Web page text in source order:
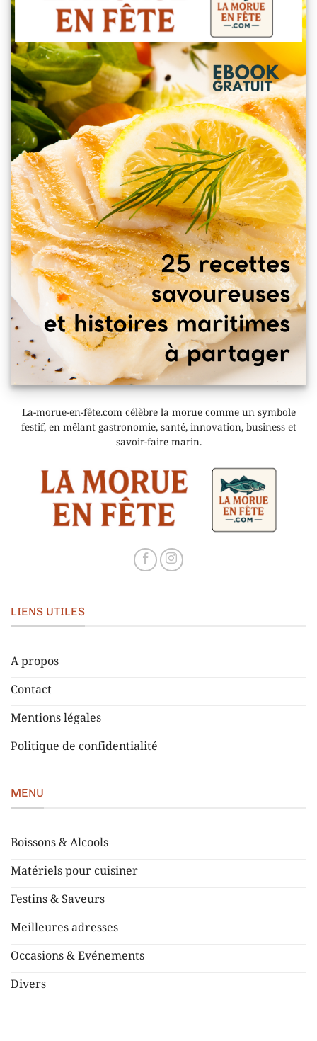
La-morue-en-fête.com célèbre la morue comme un symbole
festif, en mêlant gastronomie, santé, innovation, business et
savoir-faire marin.
LIENS UTILES
A propos
Contact
Mentions légales
Politique de confidentialité
MENU
Boissons & Alcools
Matériels pour cuisiner
Festins & Saveurs
Meilleures adresses
Occasions & Evénements
Divers